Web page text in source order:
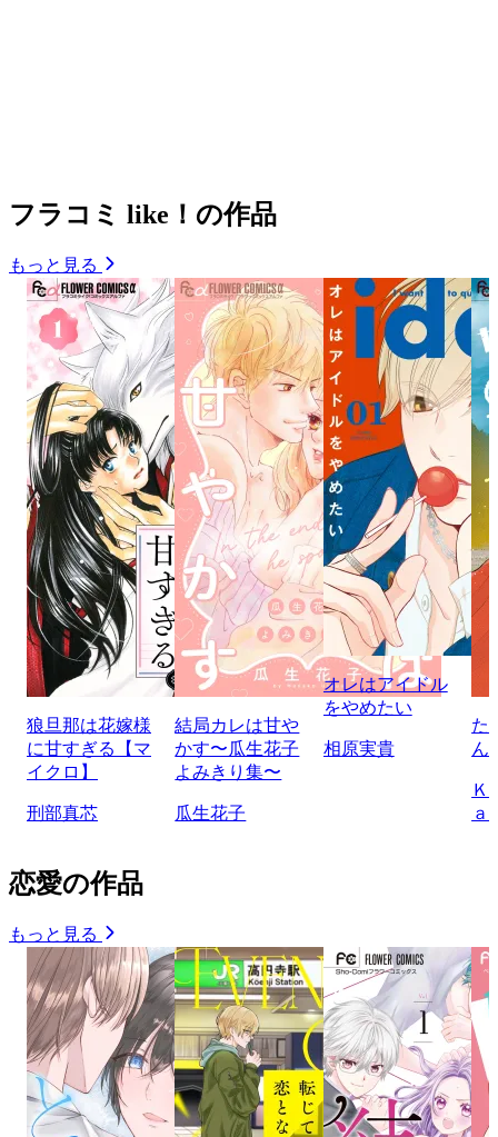
フラコミ like！の作品
もっと見る
狼旦那は花嫁様
に甘すぎる【マ
イクロ】
刑部真芯
結局カレは甘や
かす〜瓜生花子
よみきり集〜
瓜生花子
オレはアイドル
をやめたい
相原実貴
た
ん
Ｋ
ａ
恋愛の作品
もっと見る